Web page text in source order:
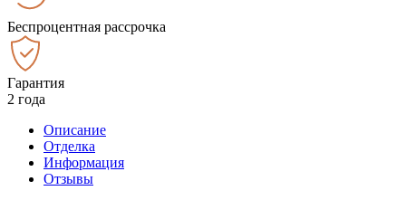
Беспроцентная рассрочка
Гарантия
2 года
Описание
Отделка
Информация
Отзывы